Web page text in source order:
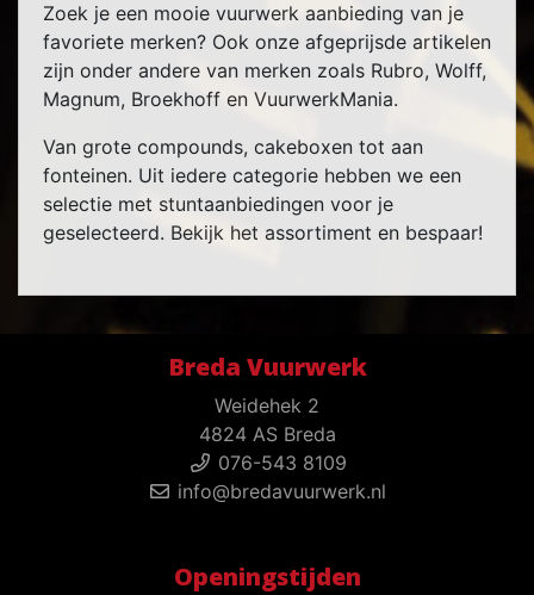
Zoek je een mooie vuurwerk aanbieding van je
favoriete merken? Ook onze afgeprijsde artikelen
zijn onder andere van merken zoals Rubro, Wolff,
Magnum, Broekhoff en VuurwerkMania.
Van grote compounds, cakeboxen tot aan
fonteinen. Uit iedere categorie hebben we een
selectie met stuntaanbiedingen voor je
geselecteerd. Bekijk het assortiment en bespaar!
Breda Vuurwerk
Weidehek 2
4824 AS Breda
076-543 8109
info@bredavuurwerk.nl
Openingstijden